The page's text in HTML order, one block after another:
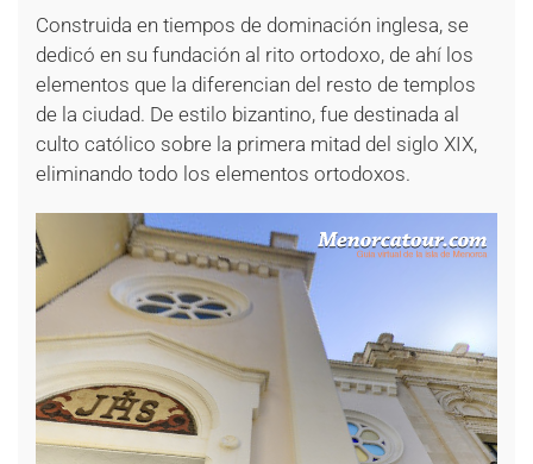
Construida en tiempos de dominación inglesa, se
dedicó en su fundación al rito ortodoxo, de ahí los
elementos que la diferencian del resto de templos
de la ciudad. De estilo bizantino, fue destinada al
culto católico sobre la primera mitad del siglo XIX,
eliminando todo los elementos ortodoxos.